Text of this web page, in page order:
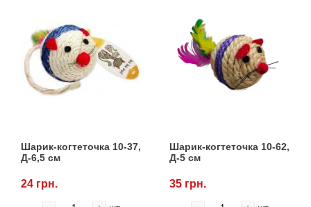
Шарик-когтеточка 10-37,
Д-6,5 см
24 грн.
Шарик-когтеточка 10-62,
Д-5 см
35 грн.